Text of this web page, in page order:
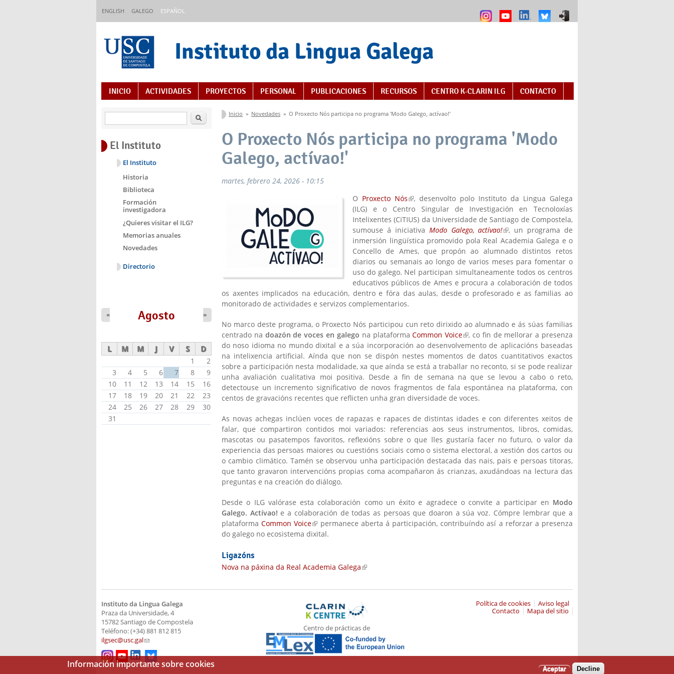
ENGLISH GALEGO ESPAÑOL
Instituto da Lingua Galega
Índice de contenidos
INICIO ACTIVIDADES PROYECTOS PERSONAL PUBLICACIONES RECURSOS CENTRO K-CLARIN ILG CONTACTO
Se encuentra usted aquí
Inicio » Novedades » O Proxecto Nós participa no programa 'Modo Galego, actívao!'
O Proxecto Nós participa no programa 'Modo
Galego, actívao!'
martes, febrero 24, 2026 - 10:15
O Proxecto Nós(link is external)
, desenvolto polo Instituto da Lingua Galega
(ILG) e o Centro Singular de Investigación en Tecnoloxías
Intelixentes (CiTIUS) da Universidade de Santiago de Compostela,
sumouse á iniciativa Modo Galego, actívao!(link is external)
, un programa de
inmersión lingüística promovido pola Real Academia Galega e o
Concello de Ames, que propón ao alumnado distintos retos
diarios ou semanais ao longo de varios meses para fomentar o
uso do galego. Nel participan simultaneamente todos os centros
educativos públicos de Ames e procura a colaboración de todos
os axentes implicados na educación, dentro e fóra das aulas, desde o profesorado e as familias ao
monitorado de actividades e servizos complementarios.
No marco deste programa, o Proxecto Nós participou cun reto dirixido ao alumnado e ás súas familias
centrado na doazón de voces en galego na plataformaCommon Voice(link is external)
, co fin de mellorar a presenza
do noso idioma no mundo dixital e a súa incorporación ao desenvolvemento de aplicacións baseadas
na intelixencia artificial. Aínda que non se dispón nestes momentos de datos cuantitativos exactos
sobre a participación nesta modalidade, xa que aínda se está a traballar no reconto, si se pode realizar
unha avaliación cualitativa moi positiva. Desde a fin de semana na que se levou a cabo o reto,
detectouse un incremento significativo de novos fragmentos de fala espontánea na plataforma, con
centos de gravacións recentes que reflicten unha gran diversidade de voces.
As novas achegas inclúen voces de rapazas e rapaces de distintas idades e con diferentes xeitos de
falar, que compartiron contidos moi variados: referencias aos seus instrumentos, libros, comidas,
mascotas ou pasatempos favoritos, reflexións sobre o que lles gustaría facer no futuro, o valor da
experiencia das persoas maiores ou cuestións sociais como o sistema electoral, a xestión dos cartos ou
o cambio climático. Tamén se observou unha participación destacada das nais, pais e persoas titoras,
que tanto gravaron intervencións propias coma acompañaron ás crianzas, axudándoas na lectura das
preguntas e na creación do diálogo.
Desde o ILG valórase esta colaboración como un éxito e agradece o convite a participar en Modo
Galego. Actívao! e a colaboración de todas as persoas que doaron a súa voz. Cómpre lembrar que a
plataformaCommon Voice(link is external)
permanece aberta á participación, contribuíndo así a reforzar a presenza
do galego no ecosistema dixital.
Ligazóns
Nova na páxina da Real Academia Galega(link is external)
Buscar
El Instituto
El Instituto
Historia
Biblioteca
Formación
investigadora
¿Quieres visitar el ILG?
Memorias anuales
Novedades
Directorio
Agosto
« »
L M M J V S D
1
2
3
4 5 6 7 8
9
10
11 12 13 14 15
16
17
18 19 20 21 22
23
24
25 26 27 28 29
30
31
Instituto da Lingua Galega
Praza da Universidade, 4
15782 Santiago de Compostela
Teléfono: (+34) 881 812 815
ilgsec@usc.gal(link sends e-mail)
Centro de prácticas de
Aviso legal
Política de cookies
Mapa del sitio
Contacto
Información importante sobre cookies Aceptar Decline